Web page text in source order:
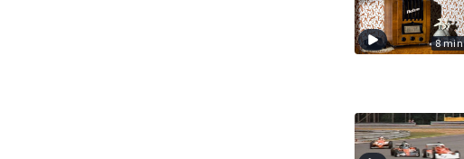
8 min